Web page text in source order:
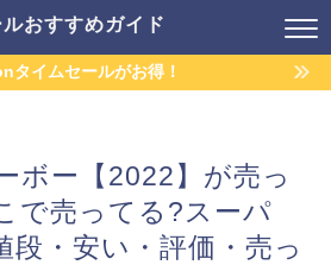
ルおすすめガイド
タイムセールがお得！
ボー【2022】が売っ
で売ってる?スーパ
段・安い・評価・売っ